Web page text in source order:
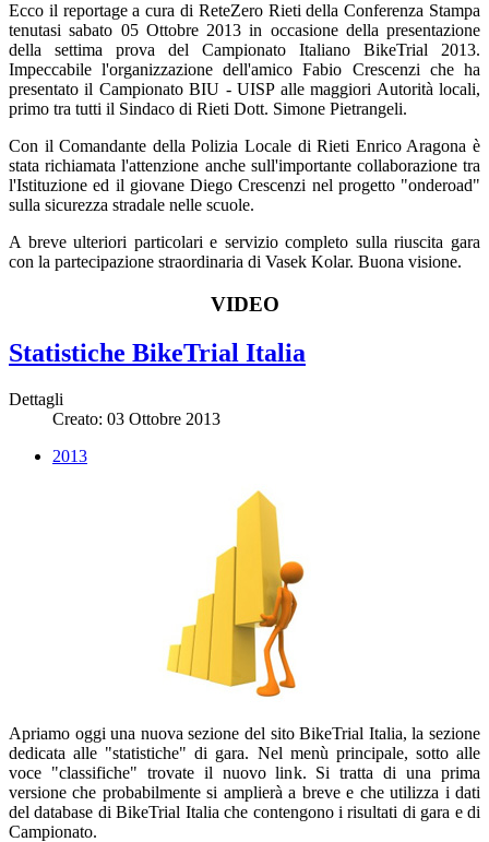
Ecco il reportage a cura di ReteZero Rieti della Conferenza Stampa
tenutasi sabato 05 Ottobre 2013 in occasione della presentazione
della settima prova del Campionato Italiano BikeTrial 2013.
Impeccabile l'organizzazione dell'amico Fabio Crescenzi che ha
presentato il Campionato BIU - UISP alle maggiori Autorità locali,
primo tra tutti il Sindaco di Rieti Dott. Simone Pietrangeli.
Con il Comandante della Polizia Locale di Rieti Enrico Aragona è
stata richiamata l'attenzione anche sull'importante collaborazione tra
l'Istituzione ed il giovane Diego Crescenzi nel progetto "onderoad"
sulla sicurezza stradale nelle scuole.
A breve ulteriori particolari e servizio completo sulla riuscita gara
con la partecipazione straordinaria di Vasek Kolar. Buona visione.
VIDEO
Statistiche BikeTrial Italia
Dettagli
Creato: 03 Ottobre 2013
2013
Apriamo oggi una nuova sezione del sito BikeTrial Italia, la sezione
dedicata alle "statistiche" di gara. Nel menù principale, sotto alle
voce "classifiche" trovate il nuovo link. Si tratta di una prima
versione che probabilmente si amplierà a breve e che utilizza i dati
del database di BikeTrial Italia che contengono i risultati di gara e di
Campionato.